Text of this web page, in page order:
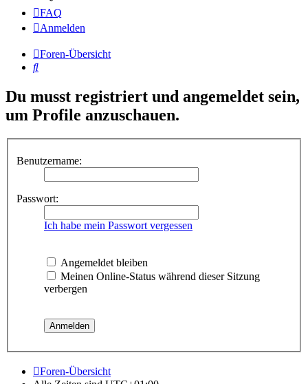
FAQ
Anmelden
Foren-Übersicht
Suche
Du musst registriert und angemeldet sein,
um Profile anzuschauen.
Benutzername:
Passwort:
Ich habe mein Passwort vergessen
Angemeldet bleiben
Meinen Online-Status während dieser Sitzung
verbergen
Foren-Übersicht